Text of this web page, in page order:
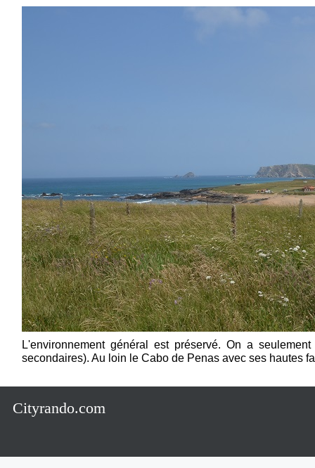
L'environnement général est préservé. On a
secondaires). Au loin le Cabo de Penas avec ses hautes
Cityrando.com